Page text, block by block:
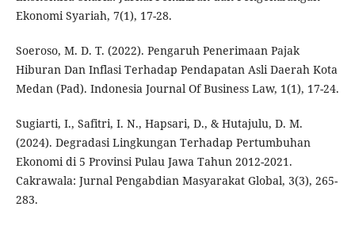
Ekonomi Syariah, 7(1), 17-28.
Soeroso, M. D. T. (2022). Pengaruh Penerimaan Pajak
Hiburan Dan Inflasi Terhadap Pendapatan Asli Daerah Kota
Medan (Pad). Indonesia Journal Of Business Law, 1(1), 17-24.
Sugiarti, I., Safitri, I. N., Hapsari, D., & Hutajulu, D. M.
(2024). Degradasi Lingkungan Terhadap Pertumbuhan
Ekonomi di 5 Provinsi Pulau Jawa Tahun 2012-2021.
Cakrawala: Jurnal Pengabdian Masyarakat Global, 3(3), 265-
283.